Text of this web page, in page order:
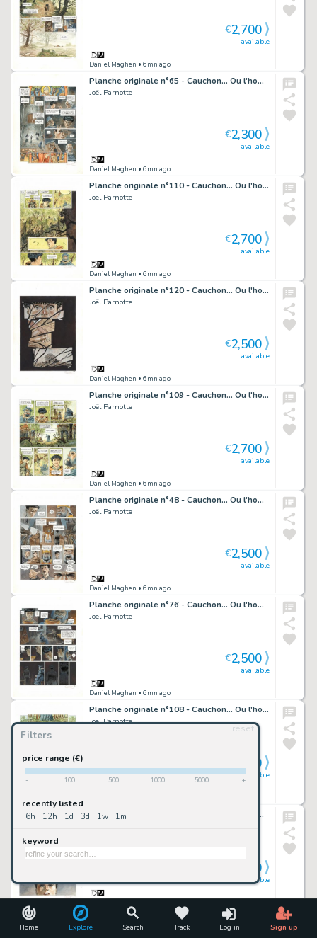
Home Explore Search Track Log in Sign up
Filters
reset
price range (€)
- 100 500 1000 5000 +
recently listed
6h 12h 1d 3d 1w 1m
keyword
Daniel Maghen • 6mn ago
available
€2,700
Planche originale n°65 - Cauchon... Ou l'homme qui tua Jeanne d'Arc
Joël Parnotte
Daniel Maghen • 6mn ago
available
€2,300
Planche originale n°110 - Cauchon... Ou l'homme qui tua Jeanne d'Arc
Joël Parnotte
Daniel Maghen • 6mn ago
available
€2,700
Planche originale n°120 - Cauchon... Ou l'homme qui tua Jeanne d'Arc
Joël Parnotte
Daniel Maghen • 6mn ago
available
€2,500
Planche originale n°109 - Cauchon... Ou l'homme qui tua Jeanne d'Arc
Joël Parnotte
Daniel Maghen • 6mn ago
available
€2,700
Planche originale n°48 - Cauchon... Ou l'homme qui tua Jeanne d'Arc
Joël Parnotte
Daniel Maghen • 6mn ago
available
€2,500
Planche originale n°76 - Cauchon... Ou l'homme qui tua Jeanne d'Arc
Joël Parnotte
Daniel Maghen • 6mn ago
available
€2,500
Planche originale n°108 - Cauchon... Ou l'homme qui tua Jeanne d'Arc
Joël Parnotte
available
2,300
Planche originale n°47 - Cauchon... Ou l'homme qui tua Jeanne d'Arc
available
2,300
Joël Parnotte